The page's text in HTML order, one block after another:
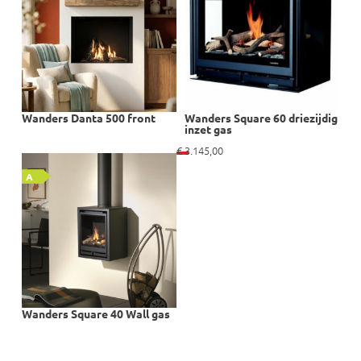
Wanders Danta 500 front Wanders Square 60 driezijdig
inzet gas
A
Wanders Square 40 Wall gas
€3.145,00